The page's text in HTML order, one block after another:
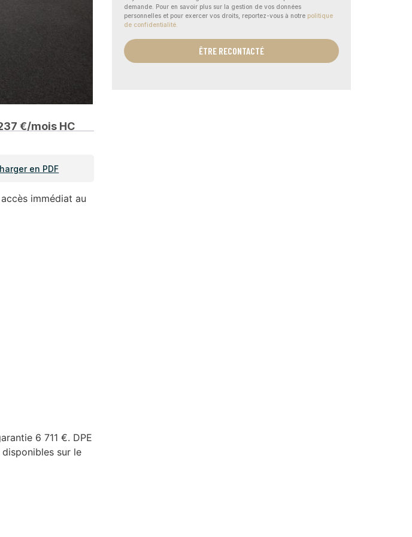
€/mois HC
en PDF
immédiat au
6 711 €. DPE
sur le
demande. Pour en savoir plus sur la gestion de vos données
personnelles et pour exercer vos droits, reportez-vous à notre politique
de confidentialité.
ÊTRE RECONTACTÉ